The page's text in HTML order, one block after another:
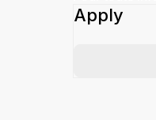
Apply